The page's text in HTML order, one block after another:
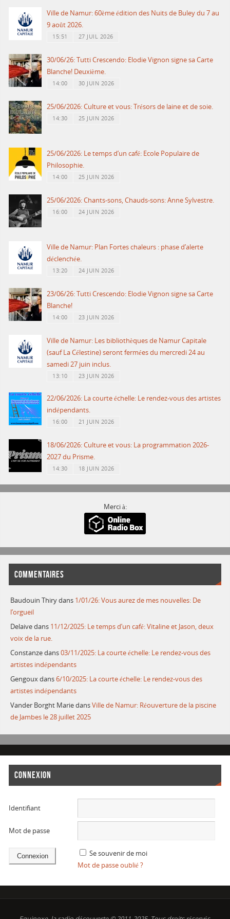
Ville de Namur: 60ème édition des Nuits de Buley du 7 au
9 août 2026.
15:51 27 JUIL 2026
30/06/26: Tutti Crescendo: Elodie Vignon signe sa Carte
Blanche! Deuxième.
14:00 30 JUIN 2026
25/06/2026: Culture et vous: Trésors de laine et de soie.
14:30 25 JUIN 2026
25/06/2026: Le temps d’un café: Ecole Populaire de
Philosophie.
14:00 25 JUIN 2026
25/06/2026: Chants-sons, Chauds-sons: Anne Sylvestre.
16:00 24 JUIN 2026
Ville de Namur: Plan Fortes chaleurs : phase d’alerte
déclenchée.
13:20 24 JUIN 2026
23/06/26: Tutti Crescendo: Elodie Vignon signe sa Carte
Blanche!
14:00 23 JUIN 2026
Ville de Namur: Les bibliothèques de Namur Capitale
(sauf La Célestine) seront fermées du mercredi 24 au
samedi 27 juin inclus.
13:10 23 JUIN 2026
22/06/2026: La courte échelle: Le rendez-vous des artistes
indépendants.
16:00 21 JUIN 2026
18/06/2026: Culture et vous: La programmation 2026-
2027 du Prisme.
14:30 18 JUIN 2026
Merci à:
COMMENTAIRES
Baudouin Thirydans 1/01/26: Vous aurez de mes nouvelles: De
l’orgueil
Delaivedans 11/12/2025: Le temps d’un café: Vitaline et Jason, deux
voix de la rue.
Constanzedans03/11/2025: La courte échelle: Le rendez-vous des
artistes indépendants
Gengouxdans6/10/2025: La courte échelle: Le rendez-vous des
artistes indépendants
Vander Borght MariedansVille de Namur: Réouverture de la piscine
de Jambes le 28 juillet 2025
CONNEXION
Identifiant
Mot de passe
Se souvenir de moi
Mot de passe oublié ?